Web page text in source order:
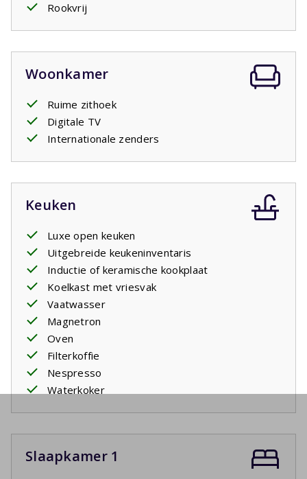
Rookvrij
Woonkamer
Ruime zithoek
Digitale TV
Internationale zenders
Keuken
Luxe open keuken
Uitgebreide keukeninventaris
Inductie of keramische kookplaat
Koelkast met vriesvak
Vaatwasser
Magnetron
Oven
Filterkoffie
Nespresso
Waterkoker
Slaapkamer 1